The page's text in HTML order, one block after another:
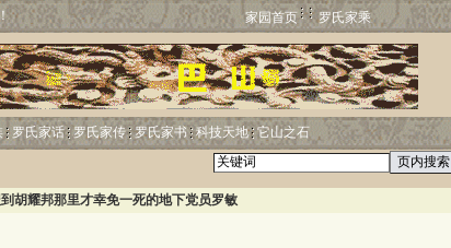
家园首页 罗氏家乘
罗氏家话 罗氏家传 罗氏家书 科技天地 它山之石
胡耀邦那里才幸免一死的地下党员罗敏